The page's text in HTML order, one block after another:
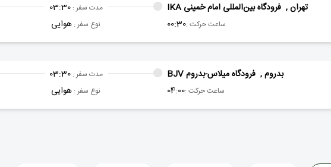
تهران , فرودگاه بین‌المللی امام خمینی IKA
ساعت حرکت :00:30
مدت سفر :03:30
نوع سفر : هوایی
بدروم , فرودگاه میلاس-بدروم BJV
ساعت حرکت :04:00
مدت سفر :03:30
نوع سفر : هوایی